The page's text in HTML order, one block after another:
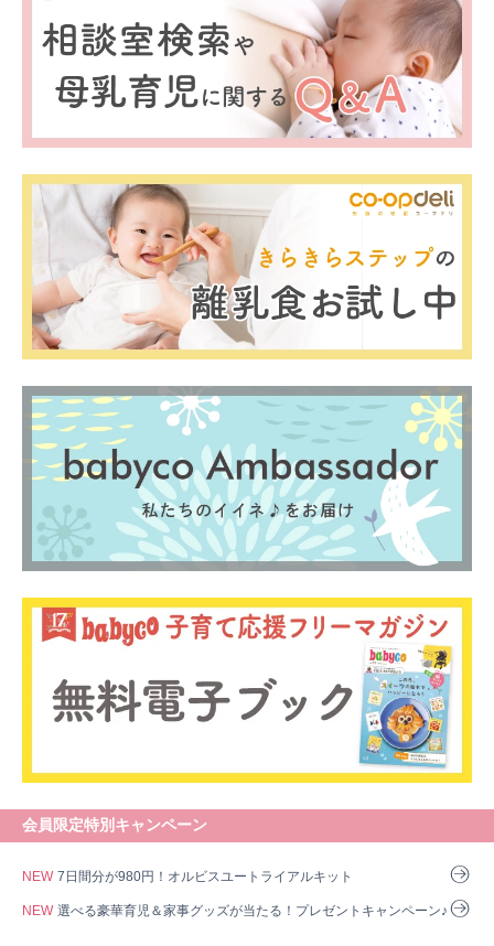
会員限定特別キャンペーン
NEW 7日間分が980円！オルビスユートライアルキット
NEW 選べる豪華育児＆家事グッズが当たる！プレゼントキャンペーン♪
0歳 1歳 2歳 産後
プレゼント